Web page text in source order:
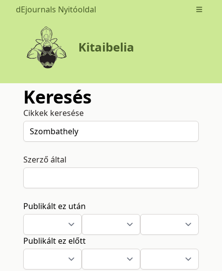
dEjournals Nyitóoldal Open
Kitaibelia
Keresés
Cikkek keresése
Szerző által
Publikált ez után
Publikált ez előtt